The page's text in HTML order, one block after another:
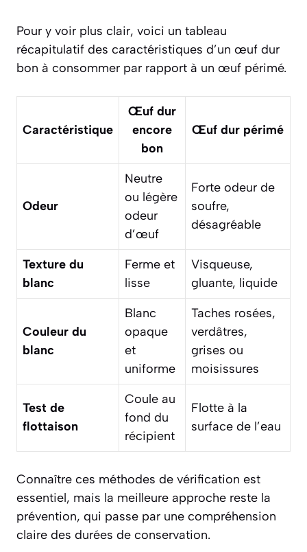
Pour y voir plus clair, voici un tableau
récapitulatif des caractéristiques d’un œuf dur
bon à consommer par rapport à un œuf périmé.
Caractéristique
Œuf dur
encore
bon
Œuf dur périmé
Odeur
Neutre
ou légère
odeur
d’œuf
Forte odeur de
soufre,
désagréable
Texture du
blanc
Ferme et
lisse
Visqueuse,
gluante, liquide
Couleur du
blanc
Blanc
opaque
et
uniforme
Taches rosées,
verdâtres,
grises ou
moisissures
Test de
flottaison
Coule au
fond du
récipient
Flotte à la
surface de l’eau
Connaître ces méthodes de vérification est
essentiel, mais la meilleure approche reste la
prévention, qui passe par une compréhension
claire des durées de conservation.